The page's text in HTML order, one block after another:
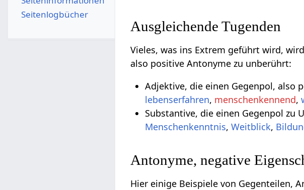
Ausgleichende Tugenden
Vieles, was ins Extrem geführt wird,
also positive Antonyme zu unberührt:
Adjektive, die einen Gegenpol, also
lebenserfahren, menschenkennend,
Substantive, die einen Gegenpol zu
Menschenkenntnis,Weitblick,
Antonyme, negative
Hier einige Beispiele von Gegenteilen,
Seitenlogbücher